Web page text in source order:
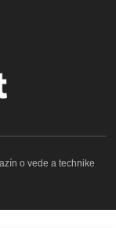
o vede a technike